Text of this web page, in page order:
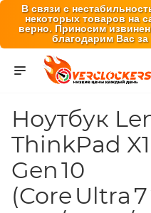
В связи с
некоторых товаров на
верно. Приносим
благодарим Вас
Ноутбук
ThinkPad X1
Gen 10
(Core Ultra 7